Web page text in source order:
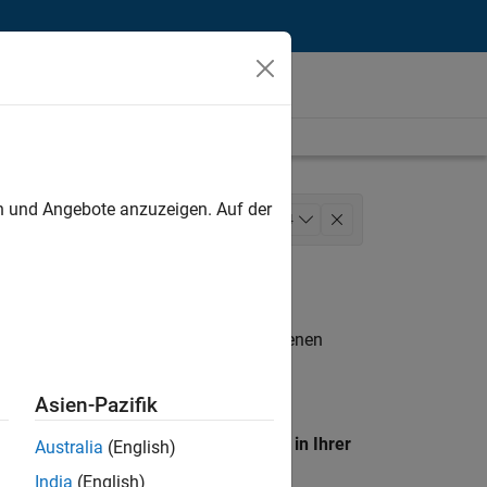
Sales Operations 4
. Wenn Sie noch immer keine offenen
unseres
Standort, um alle Stellenangebote in Ihrer
Angebote anzuzeigen. Auf der
Asien-Pazifik
Australia (English)
India (English)